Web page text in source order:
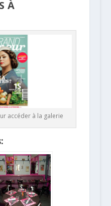
À
accéder à la galerie